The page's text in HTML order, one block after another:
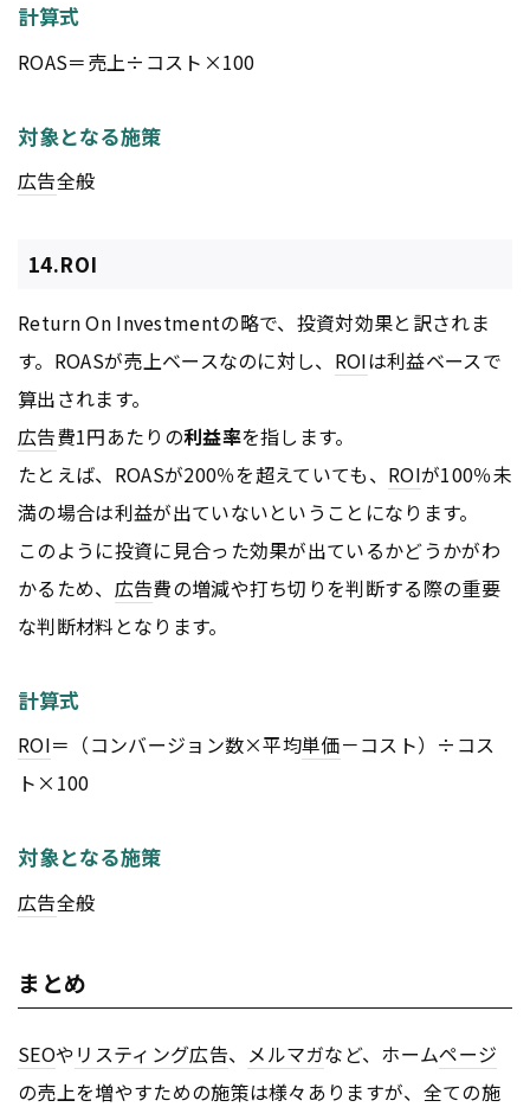
計算式
ROAS＝売上÷コスト×100
対象となる施策
広告全般
14.ROI
Return On Investmentの略で、投資対効果と訳されま
す。ROASが売上ベースなのに対し、 ROIは利益ベースで
算出されます。
広告費1円あたりの利益率を指します。
たとえば、ROASが200％を超えていても、 ROIが100％未
満の場合は利益が出ていないということになります。
このように投資に見合った効果が出ているかどうかがわ
かるため、 広告費の増減や打ち切りを判断する際の重要
な判断材料となります。
計算式
ROI＝（コンバージョン数×平均単価－コスト）÷コス
ト×100
対象となる施策
広告全般
まとめ
SEOやリスティング広告、 メルマガなど、ホームページ
の売上を増やすための施策は様々ありますが、全ての施